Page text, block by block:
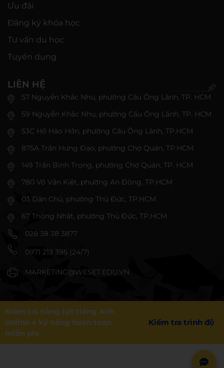
Ưu đãi
Đăng ký khóa học
Tư vấn du học
Tuyển dụng
LIÊN HỆ
57 Nguyễn Khắc Nhu, phường Cầu Ông Lãnh, TP. HCM
59 Nguyễn Khắc Nhu, phường Cầu Ông Lãnh, TP. HCM
53C Hồ Hảo Hớn, phường Cầu Ông Lãnh, TP.HCM
875A Trần Hưng Đạo, phường Chợ Quán, TP.HCM
149 Trần Bình Trọng, phường Chợ Quán, TP. HCM
780 Võ Văn Kiệt, phường An Đông, TP.HCM
03 Dân Chủ, phường Thủ Đức, TP.HCM
67 Thống Nhất, phường Thủ Đức, TP.HCM
028 38 38 3877
0971 213 395 (24/7)
MARKETING@WESET.EDU.VN
Kiểm tra năng lực tiếng Anh
online 4 kỹ năng hoàn toàn
miễn phí
Kiểm tra trình độ